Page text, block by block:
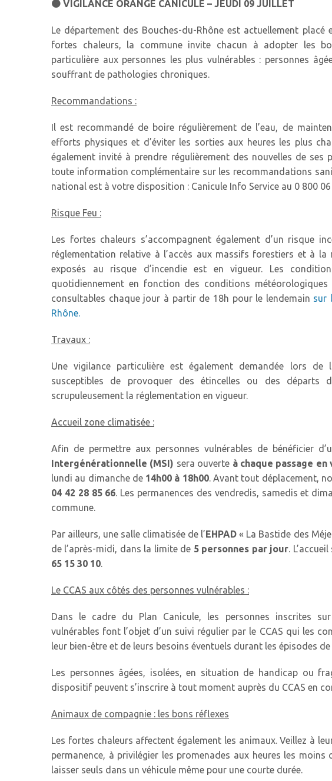
SÉCURITÉ
SERVICES
TECHNIQUES
DÉPLACEMENTS
DÉMARCHES
&
FORMALITÉS
LOCATION DE
🟠 VIGILANCE ORANGE CANICULE – JEUDI 09 JUILLET
Le département des Bouches-du-Rhône est actuellement placé
fortes chaleurs, la commune invite chacun à adopter les
particulière aux personnes les plus vulnérables : personnes
souffrant de pathologies chroniques.
Recommandations :
Il est recommandé de boire régulièrement de l’eau, de
efforts physiques et d’éviter les sorties aux heures les plus
également invité à prendre régulièrement des nouvelles de ses
toute information complémentaire sur les recommandations
national est à votre disposition : Canicule Info Service au 0 800
Risque Feu :
Les fortes chaleurs s’accompagnent également d’un risque
réglementation relative à l’accès aux massifs forestiers et à
exposés au risque d’incendie est en vigueur. Les
quotidiennement en fonction des conditions
consultables chaque jour à partir de 18h pour le lendemain sur
Rhône.
Travaux :
Une vigilance particulière est également demandée lors
susceptibles de provoquer des étincelles ou des départs
scrupuleusement la réglementation en vigueur.
Accueil zone climatisée :
Afin de permettre aux personnes vulnérables de bénéficier
Intergénérationnelle (MSI) sera ouverte à chaque passage
lundi au dimanche de 14h00 à 18h00. Avant tout déplacement,
04 42 28 85 66. Les permanences des vendredis, samedis et
commune.
Par ailleurs, une salle climatisée de l’EHPAD « La Bastide des
de l’après-midi, dans la limite de 5 personnes par jour.
65 15 30 10.
Le CCAS aux côtés des personnes vulnérables :
Dans le cadre du Plan Canicule, les personnes inscrites
vulnérables font l’objet d’un suivi régulier par le CCAS qui les
leur bien-être et de leurs besoins éventuels durant les épisodes
Les personnes âgées, isolées, en situation de handicap ou
dispositif peuvent s’inscrire à tout moment auprès du CCAS en
Animaux de compagnie : les bons réflexes
Les fortes chaleurs affectent également les animaux. Veillez à
permanence, à privilégier les promenades aux heures les
laisser seuls dans un véhicule même pour une courte durée.